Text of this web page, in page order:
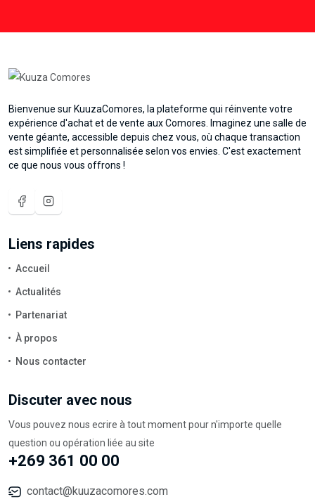
Bienvenue sur KuuzaComores, la plateforme qui réinvente votre
expérience d'achat et de vente aux Comores. Imaginez une salle de
vente géante, accessible depuis chez vous, où chaque transaction
est simplifiée et personnalisée selon vos envies. C'est exactement
ce que nous vous offrons !
Liens rapides
Accueil
Actualités
Partenariat
À propos
Nous contacter
Discuter avec nous
Vous pouvez nous ecrire à tout moment pour n'importe quelle
question ou opération liée au site
+269 361 00 00
contact@kuuzacomores.com